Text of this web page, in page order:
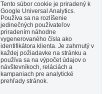
Tento súbor cookie je priradený k
Google Universal Analytics.
Používa sa na rozlíšenie
jedinečných používateľov
priradením náhodne
vygenerovaného čísla ako
identifikátora klienta. Je zahrnutý v
každej požiadavke na stránku a
používa sa na výpočet údajov o
návštevníkoch, reláciách a
kampaniach pre analytické
prehľady stránok.